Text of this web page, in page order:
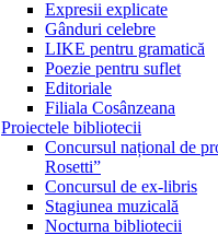
Expresii explicate
Gânduri celebre
LIKE pentru gramatică
Poezie pentru suflet
Editoriale
Filiala Cosânzeana
Proiectele bibliotecii
Concursul național de
Rosetti”
Concursul de ex-libris
Stagiunea muzicală
Nocturna bibliotecii